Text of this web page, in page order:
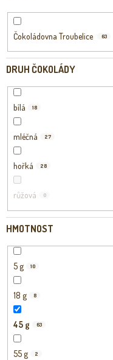
Čokoládovna Troubelice 63
DRUH ČOKOLÁDY
bílá 18
mléčná 27
hořká 28
růžová 0
HMOTNOST
5 g 10
18 g 8
45 g 63
55 g 2